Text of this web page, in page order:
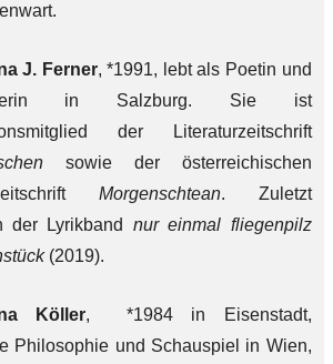
J. Ferner, *1991, lebt als Poetin und
in Salzburg. Sie ist
der Literaturzeitschrift
sowie der österreichischen
Morgenschtean. Zuletzt
der Lyrikband nur einmal fliegenpilz
(2019).
Köller, *1984 in Eisenstadt,
Philosophie und Schauspiel in Wien,